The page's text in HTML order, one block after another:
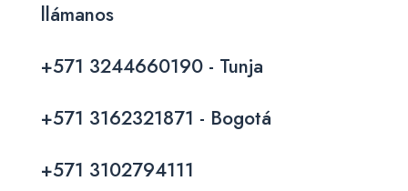
llámanos
+571 3244660190 - Tunja
+571 3162321871 - Bogotá
+571 3102794111